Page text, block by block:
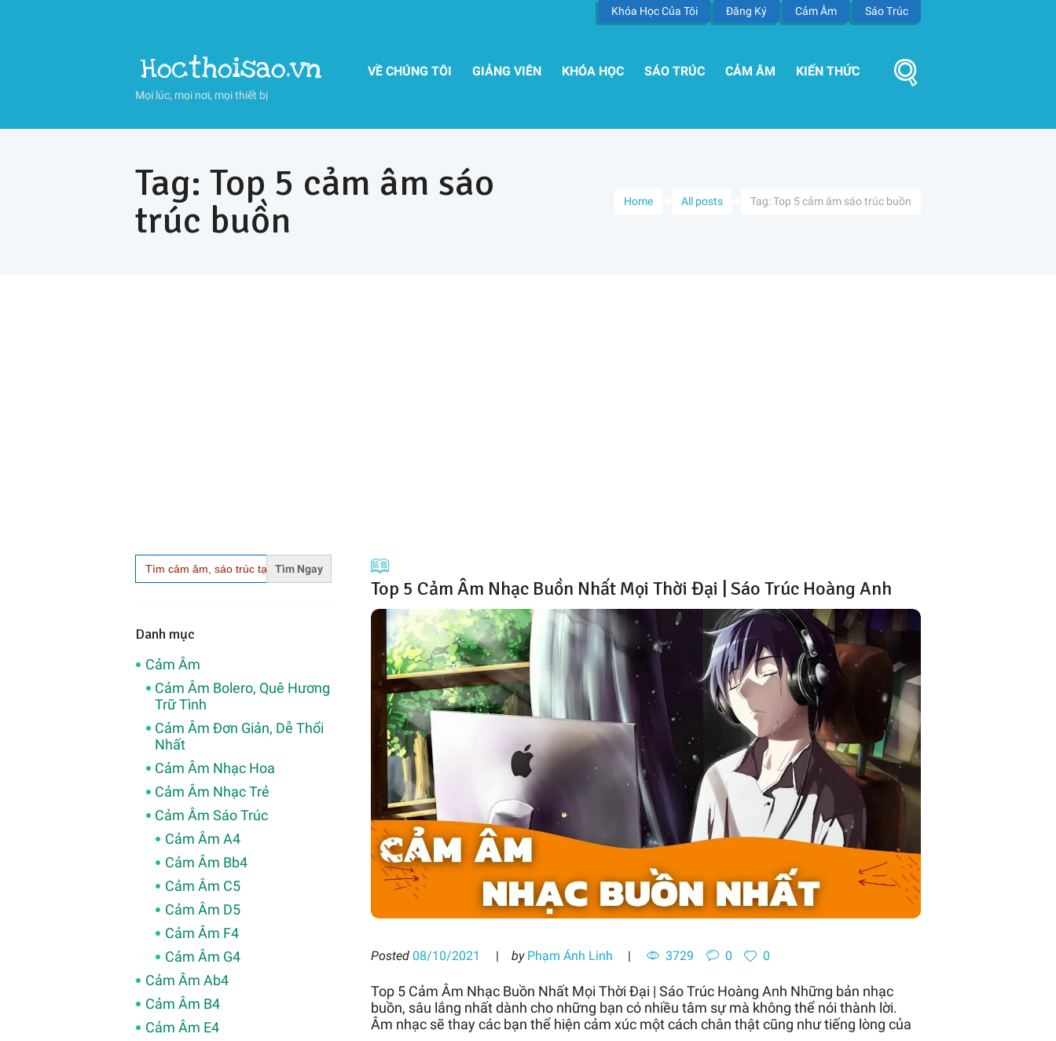
Khóa Học Của Tôi Đăng Ký Cảm Âm Sáo Trúc
Hocthoisao.vn
Mọi lúc, mọi nơi, mọi thiết bị
VỀ CHÚNG TÔI GIẢNG VIÊN KHÓA HỌC SÁO TRÚC CẢM ÂM KIẾN THỨC
Home All posts Tag: Top 5 cảm âm sáo trúc buồn
Tag: Top 5 cảm âm sáo
trúc buồn
Top 5 Cảm Âm Nhạc Buồn Nhất Mọi Thời Đại | Sáo Trúc Hoàng Anh
Posted 08/10/2021 by Phạm Ánh Linh 3729 0 0
Top 5 Cảm Âm Nhạc Buồn Nhất Mọi Thời Đại | Sáo Trúc Hoàng Anh Những bản nhạc
buồn, sâu lắng nhất dành cho những bạn có nhiều tâm sự mà không thể nói thành lời.
Âm nhạc sẽ thay các bạn thể hiện cảm xúc một cách chân thật cũng như tiếng lòng của
Search
for:
Danh mục
Cảm Âm
Cảm Âm Bolero, Quê Hương
Trữ Tình
Cảm Âm Đơn Giản, Dễ Thổi
Nhất
Cảm Âm Nhạc Hoa
Cảm Âm Nhạc Trẻ
Cảm Âm Sáo Trúc
Cảm Âm A4
Cảm Âm Bb4
Cảm Âm C5
Cảm Âm D5
Cảm Âm F4
Cảm Âm G4
Cảm Âm Ab4
Cảm Âm B4
Cảm Âm E4